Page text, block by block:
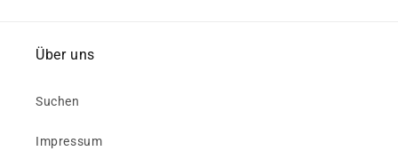
Über uns
Suchen
Impressum